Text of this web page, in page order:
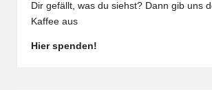
Dir gefällt, was du siehst? Dann gib uns
Kaffee aus
Hier spenden!